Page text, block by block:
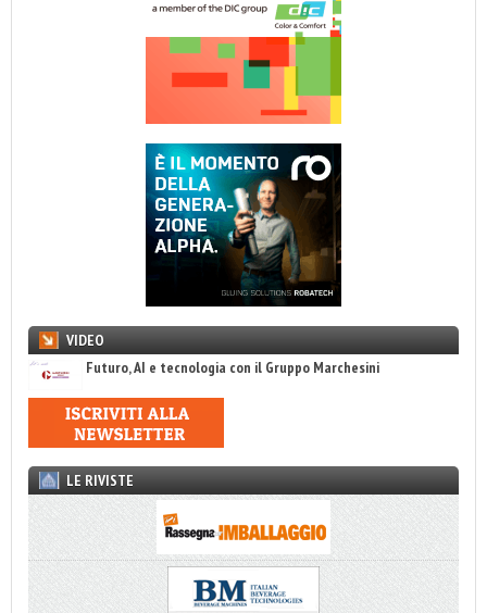
VIDEO
Futuro, AI e tecnologia con il Gruppo Marchesini
LE RIVISTE